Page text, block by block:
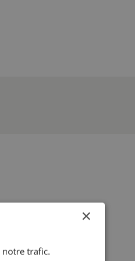
serons heureux de
×
notre trafic.